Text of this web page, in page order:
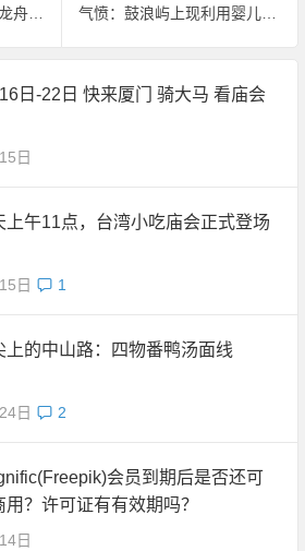
2012海峡两岸（集美）龙舟文化节系列活动一览表
气愤：鼓浪屿上现利用婴儿乞讨者
日-22日 快来厦门 骑大马 看庙会
日
上午11点，台湾小吃庙会正式登场
日 1
上的中山路：四物番鸭汤面线
日 2
会员到期后是否还可
用？许可证有有效期吗？
日